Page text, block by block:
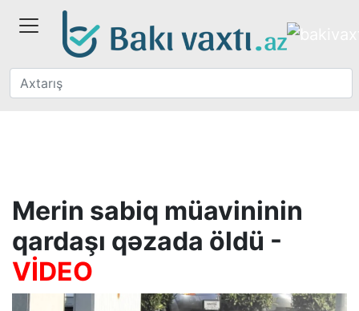
Merin sabiq müavininin
qardaşı qəzada öldü -
VİDEO